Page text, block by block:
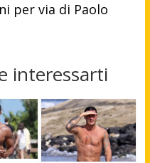
per via di Paolo
interessarti